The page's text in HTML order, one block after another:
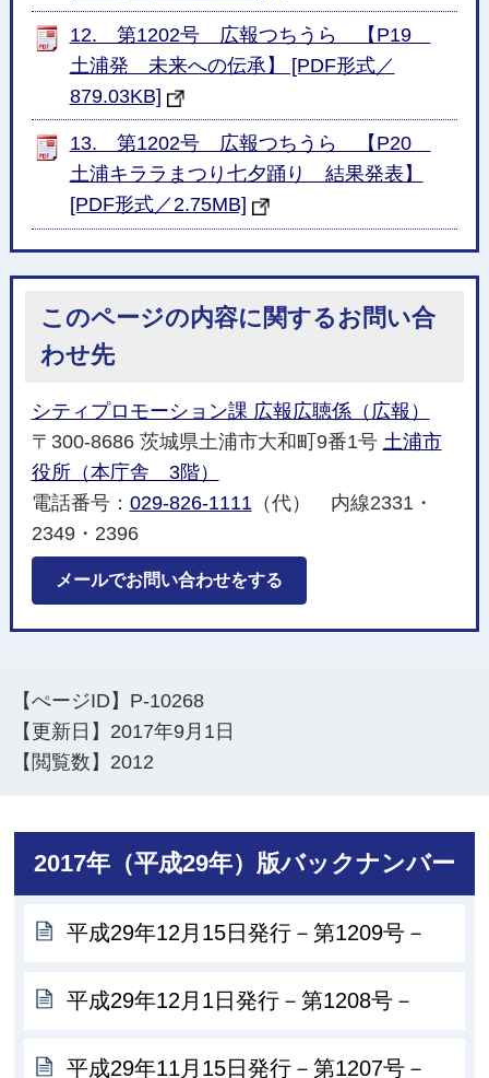
12. 第1202号 広報つちうら 【P19
土浦発 未来への伝承】 [PDF形式／
879.03KB]
13. 第1202号 広報つちうら 【P20
土浦キララまつり七夕踊り 結果発表】
[PDF形式／2.75MB]
このページの内容に関するお問い合
わせ先
シティプロモーション課 広報広聴係（広報）
〒300-8686 茨城県土浦市大和町9番1号 土浦市
役所（本庁舎 3階）
電話番号： 029-826-1111 （代） 内線2331・
2349・2396
メールでお問い合わせをする
【ぺージID】 P-10268
【更新日】 2017年9月1日
【閲覧数】 2012
2017年（平成29年）版バックナンバー
平成29年12月15日発行－第1209号－
平成29年12月1日発行－第1208号－
平成29年11月15日発行－第1207号－